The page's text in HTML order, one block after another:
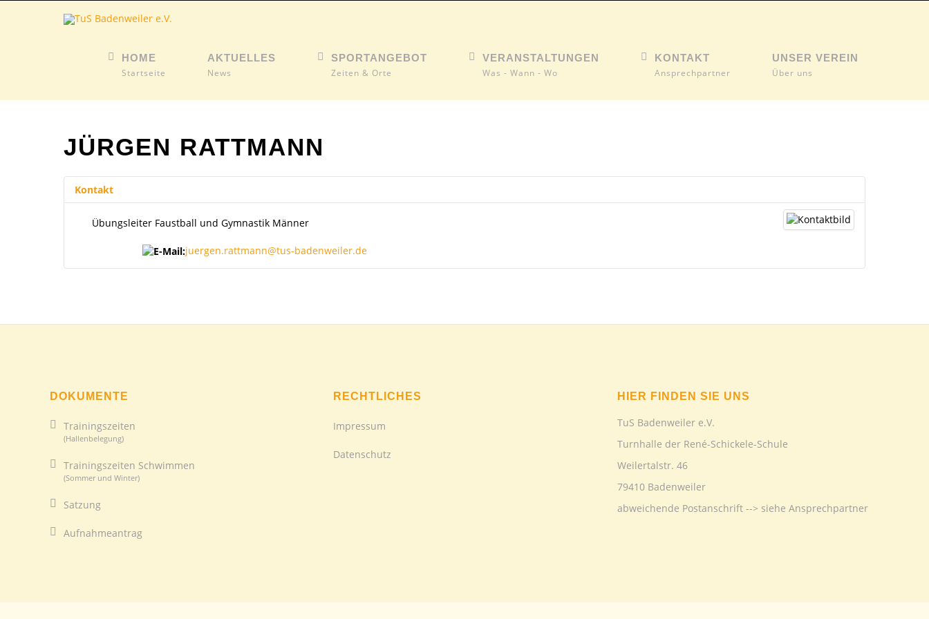
HOME
Startseite
AKTUELLES
News
SPORTANGEBOT
Zeiten & Orte
VERANSTALTUNGEN
Was - Wann - Wo
KONTAKT
Ansprechpartner
UNSER VEREIN
Über uns
JÜRGEN RATTMANN
Kontakt
Übungsleiter Faustball und Gymnastik Männer
juergen.rattmann@tus-badenweiler.de
DOKUMENTE
Trainingszeiten
(Hallenbelegung)
Trainingszeiten Schwimmen
(Sommer und Winter)
Satzung
Aufnahmeantrag
RECHTLICHES
Impressum
Datenschutz
HIER FINDEN SIE UNS
TuS Badenweiler e.V.
Turnhalle der René-Schickele-Schule
Weilertalstr. 46
79410 Badenweiler
abweichende Postanschrift --> siehe Ansprechpartner